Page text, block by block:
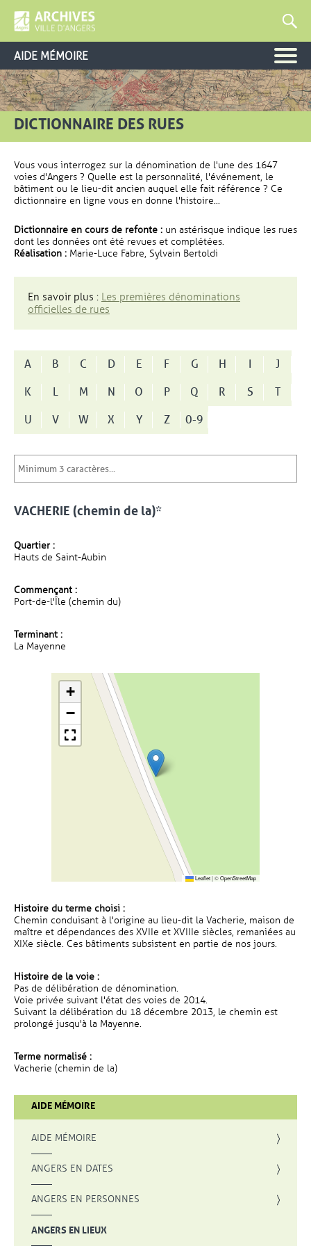
AIDE MÉMOIRE
DICTIONNAIRE DES RUES
Vous vous interrogez sur la dénomination de l'une des 1647
voies d'Angers ? Quelle est la personnalité, l'événement, le
bâtiment ou le lieu-dit ancien auquel elle fait référence ? Ce
dictionnaire en ligne vous en donne l'histoire...
Dictionnaire en cours de refonte : un astérisque indique les rues
dont les données ont été revues et complétées.
Réalisation : Marie-Luce Fabre, Sylvain Bertoldi
En savoir plus : Les premières dénominations
officielles de rues
A B C D E F G H I
J
K
L M N O P Q R S
T
U
V W X Y Z 0-9
VACHERIE (chemin de la)*
Quartier :
Hauts de Saint-Aubin
Commençant :
Port-de-l'Île (chemin du)
Terminant :
La Mayenne
+
−
Leaflet|©OpenStreetMap
Histoire du terme choisi :
Chemin conduisant à l'origine au lieu-dit la Vacherie, maison de
maître et dépendances des XVIIe et XVIIIe siècles, remaniées au
XIXe siècle. Ces bâtiments subsistent en partie de nos jours.
Histoire de la voie :
Pas de délibération de dénomination.
Voie privée suivant l'état des voies de 2014.
Suivant la délibération du 18 décembre 2013, le chemin est
prolongé jusqu'à la Mayenne.
Terme normalisé :
Vacherie (chemin de la)
AIDE MÉMOIRE
AIDE MÉMOIRE
ANGERS EN DATES
ANGERS EN PERSONNES
ANGERS EN LIEUX